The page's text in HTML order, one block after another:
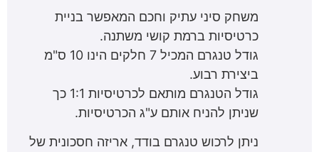
משחק סיני עתיק וחכם המאפשר בניית
כרטיסיות ברמת קושי משתנה.
גודל טנגרם המכיל 7 חלקים הינו 10 ס"מ
ביצירת רבוע.
גודל הטנגרם מותאם לכרטיסיות 1:1 כך
שניתן להניח אותם ע"ג הכרטיסיות.
ניתן לרכוש טנגרם בודד, אריזה חסכונית של